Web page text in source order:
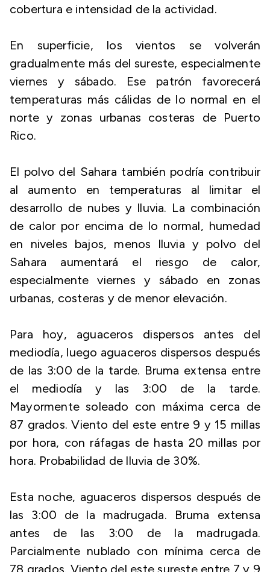
cobertura e intensidad de la actividad.
En superficie, los vientos se volverán
gradualmente más del sureste, especialmente
viernes y sábado. Ese patrón favorecerá
temperaturas más cálidas de lo normal en el
norte y zonas urbanas costeras de Puerto
Rico.
El polvo del Sahara también podría contribuir
al aumento en temperaturas al limitar el
desarrollo de nubes y lluvia. La combinación
de calor por encima de lo normal, humedad
en niveles bajos, menos lluvia y polvo del
Sahara aumentará el riesgo de calor,
especialmente viernes y sábado en zonas
urbanas, costeras y de menor elevación.
Para hoy, aguaceros dispersos antes del
mediodía, luego aguaceros dispersos después
de las 3:00 de la tarde. Bruma extensa entre
el mediodía y las 3:00 de la tarde.
Mayormente soleado con máxima cerca de
87 grados. Viento del este entre 9 y 15 millas
por hora, con ráfagas de hasta 20 millas por
hora. Probabilidad de lluvia de 30%.
Esta noche, aguaceros dispersos después de
las 3:00 de la madrugada. Bruma extensa
antes de las 3:00 de la madrugada.
Parcialmente nublado con mínima cerca de
78 grados. Viento del este sureste entre 7 y 9